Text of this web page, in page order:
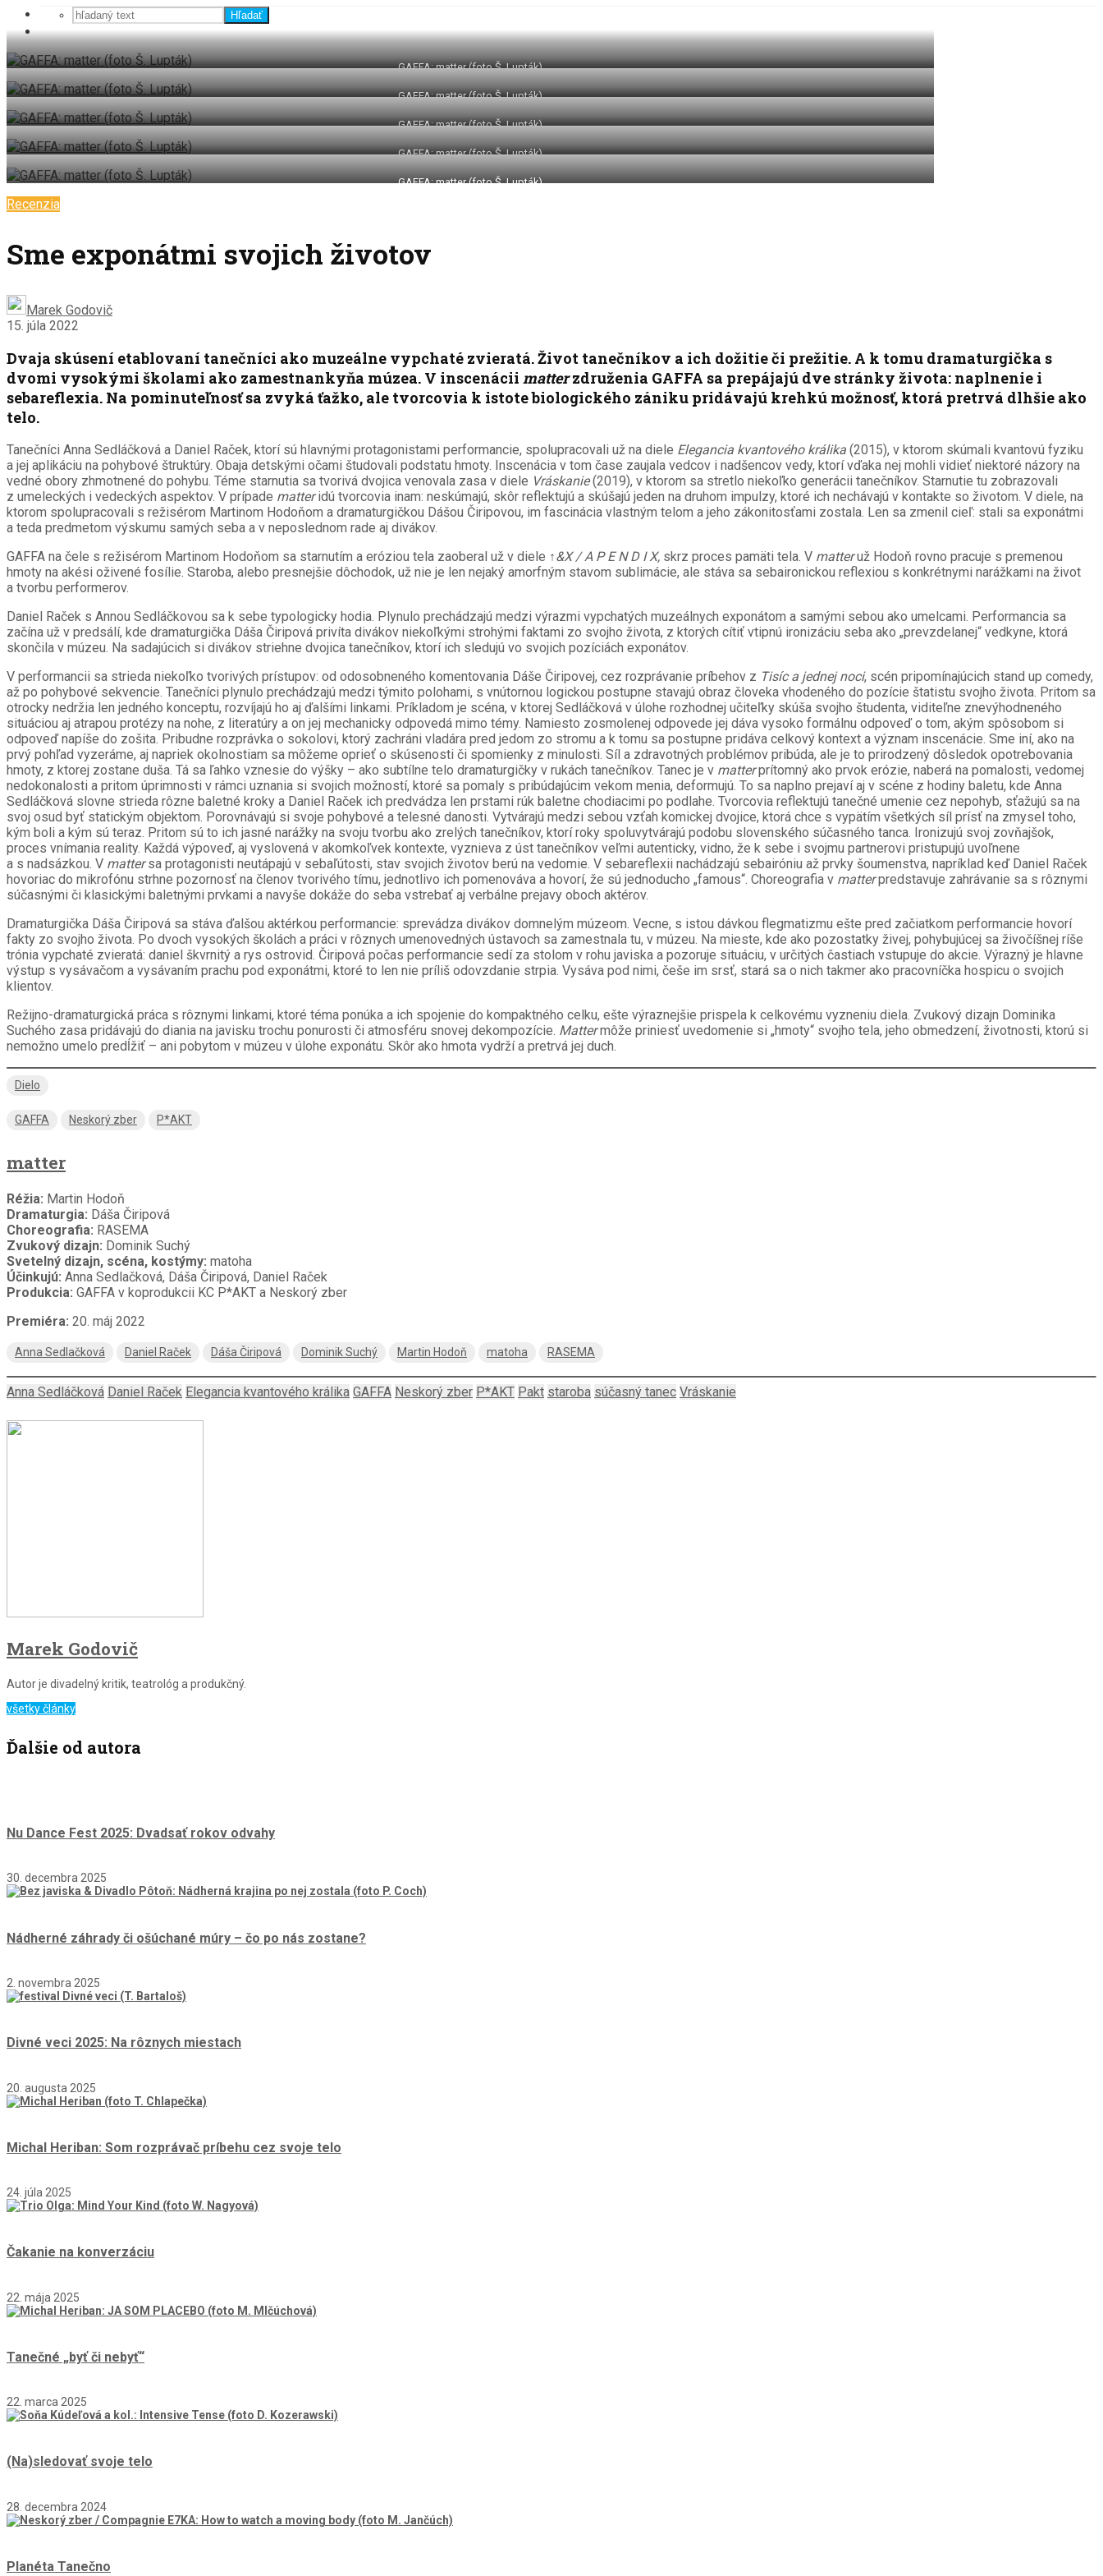
Hľadať
GAFFA: matter (foto Š. Lupták)
GAFFA: matter (foto Š. Lupták)
GAFFA: matter (foto Š. Lupták)
GAFFA: matter (foto Š. Lupták)
GAFFA: matter (foto Š. Lupták)
Recenzia
Sme exponátmi svojich životov
Marek Godovič
15. júla 2022
Dvaja skúsení etablovaní tanečníci ako muzeálne vypchaté zvieratá. Život tanečníkov a ich dožitie či prežitie. A k tomu dramaturgička s
dvomi vysokými školami ako zamestnankyňa múzea. V inscenácii matterzdruženia GAFFA sa prepájajú dve stránky života: naplnenie i
sebareflexia. Na pominuteľnosť sa zvyká ťažko, ale tvorcovia k istote biologického zániku pridávajú krehkú možnosť, ktorá pretrvá dlhšie ako
telo.
Tanečníci Anna Sedláčková a Daniel Raček, ktorí sú hlavnými protagonistami performancie, spolupracovali už na diele Elegancia kvantového králika (2015), v ktorom skúmali kvantovú fyziku
a jej aplikáciu na pohybové štruktúry. Obaja detskými očami študovali podstatu hmoty. Inscenácia v tom čase zaujala vedcov i nadšencov vedy, ktorí vďaka nej mohli vidieť niektoré názory na
vedné obory zhmotnené do pohybu. Téme starnutia sa tvorivá dvojica venovala zasa v diele Vráskanie(2019), v ktorom sa stretlo niekoľko generácii tanečníkov. Starnutie tu zobrazovali
z umeleckých i vedeckých aspektov. V prípade matteridú tvorcovia inam: neskúmajú, skôr reflektujú a skúšajú jeden na druhom impulzy, ktoré ich nechávajú v kontakte so životom. V diele, na
ktorom spolupracovali s režisérom Martinom Hodoňom a dramaturgičkou Dášou Čiripovou, im fascinácia vlastným telom a jeho zákonitosťami zostala. Len sa zmenil cieľ: stali sa exponátmi
a teda predmetom výskumu samých seba a v neposlednom rade aj divákov.
GAFFA na čele s režisérom Martinom Hodoňom sa starnutím a eróziou tela zaoberal už v diele ↑&X / A P E N D I X, skrz proces pamäti tela. V matteruž Hodoň rovno pracuje s premenou
hmoty na akési oživené fosílie. Staroba, alebo presnejšie dôchodok, už nie je len nejaký amorfným stavom sublimácie, ale stáva sa sebaironickou reflexiou s konkrétnymi narážkami na život
a tvorbu performerov.
Daniel Raček s Annou Sedláčkovou sa k sebe typologicky hodia. Plynulo prechádzajú medzi výrazmi vypchatých muzeálnych exponátom a samými sebou ako umelcami. Performancia sa
začína už v predsálí, kde dramaturgička Dáša Čiripová privíta divákov niekoľkými strohými faktami zo svojho života, z ktorých cítiť vtipnú ironizáciu seba ako „prevzdelanej“ vedkyne, ktorá
skončila v múzeu. Na sadajúcich si divákov striehne dvojica tanečníkov, ktorí ich sledujú vo svojich pozíciách exponátov.
V performancii sa strieda niekoľko tvorivých prístupov: od odosobneného komentovania Dáše Čiripovej, cez rozprávanie príbehov z Tisíc a jednej noci, scén pripomínajúcich stand up comedy,
až po pohybové sekvencie. Tanečníci plynulo prechádzajú medzi týmito polohami, s vnútornou logickou postupne stavajú obraz človeka vhodeného do pozície štatistu svojho života. Pritom sa
otrocky nedržia len jedného konceptu, rozvíjajú ho aj ďalšími linkami. Príkladom je scéna, v ktorej Sedláčková v úlohe rozhodnej učiteľky skúša svojho študenta, viditeľne znevýhodneného
situáciou aj atrapou protézy na nohe, z literatúry a on jej mechanicky odpovedá mimo témy. Namiesto zosmolenej odpovede jej dáva vysoko formálnu odpoveď o tom, akým spôsobom si
odpoveď napíše do zošita. Pribudne rozprávka o sokolovi, ktorý zachráni vladára pred jedom zo stromu a k tomu sa postupne pridáva celkový kontext a význam inscenácie. Sme iní, ako na
prvý pohľad vyzeráme, aj napriek okolnostiam sa môžeme oprieť o skúsenosti či spomienky z minulosti. Síl a zdravotných problémov pribúda, ale je to prirodzený dôsledok opotrebovania
hmoty, z ktorej zostane duša. Tá sa ľahko vznesie do výšky – ako subtílne telo dramaturgičky v rukách tanečníkov. Tanec je v matterprítomný ako prvok erózie, naberá na pomalosti, vedomej
nedokonalosti a pritom úprimnosti v rámci uznania si svojich možností, ktoré sa pomaly s pribúdajúcim vekom menia, deformujú. To sa naplno prejaví aj v scéne z hodiny baletu, kde Anna
Sedláčková slovne strieda rôzne baletné kroky a Daniel Raček ich predvádza len prstami rúk baletne chodiacimi po podlahe. Tvorcovia reflektujú tanečné umenie cez nepohyb, sťažujú sa na
svoj osud byť statickým objektom. Porovnávajú si svoje pohybové a telesné danosti. Vytvárajú medzi sebou vzťah komickej dvojice, ktorá chce s vypätím všetkých síl prísť na zmysel toho,
kým boli a kým sú teraz. Pritom sú to ich jasné narážky na svoju tvorbu ako zrelých tanečníkov, ktorí roky spoluvytvárajú podobu slovenského súčasného tanca. Ironizujú svoj zovňajšok,
proces vnímania reality. Každá výpoveď, aj vyslovená v akomkoľvek kontexte, vyznieva z úst tanečníkov veľmi autenticky, vidno, že k sebe i svojmu partnerovi pristupujú uvoľnene
a s nadsázkou. V mattersa protagonisti neutápajú v sebaľútosti, stav svojich životov berú na vedomie. V sebareflexii nachádzajú sebairóniu až prvky šoumenstva, napríklad keď Daniel Raček
hovoriac do mikrofónu strhne pozornosť na členov tvorivého tímu, jednotlivo ich pomenováva a hovorí, že sú jednoducho „famous“. Choreografia v matterpredstavuje zahrávanie sa s rôznymi
súčasnými či klasickými baletnými prvkami a navyše dokáže do seba vstrebať aj verbálne prejavy oboch aktérov.
Dramaturgička Dáša Čiripová sa stáva ďalšou aktérkou performancie: sprevádza divákov domnelým múzeom. Vecne, s istou dávkou flegmatizmu ešte pred začiatkom performancie hovorí
fakty zo svojho života. Po dvoch vysokých školách a práci v rôznych umenovedných ústavoch sa zamestnala tu, v múzeu. Na mieste, kde ako pozostatky živej, pohybujúcej sa živočíšnej ríše
trónia vypchaté zvieratá: daniel škvrnitý a rys ostrovid. Čiripová počas performancie sedí za stolom v rohu javiska a pozoruje situáciu, v určitých častiach vstupuje do akcie. Výrazný je hlavne
výstup s vysávačom a vysávaním prachu pod exponátmi, ktoré to len nie príliš odovzdanie strpia. Vysáva pod nimi, češe im srsť, stará sa o nich takmer ako pracovníčka hospicu o svojich
klientov.
Režijno-dramaturgická práca s rôznymi linkami, ktoré téma ponúka a ich spojenie do kompaktného celku, ešte výraznejšie prispela k celkovému vyzneniu diela. Zvukový dizajn Dominika
Suchého zasa pridávajú do diania na javisku trochu ponurosti či atmosféru snovej dekompozície. Mattermôže priniesť uvedomenie si „hmoty“ svojho tela, jeho obmedzení, životnosti, ktorú si
nemožno umelo predĺžiť – ani pobytom v múzeu v úlohe exponátu. Skôr ako hmota vydrží a pretrvá jej duch.
Dielo
GAFFA Neskorý zber P*AKT
matter
Réžia: Martin Hodoň
Dramaturgia: Dáša Čiripová
Choreografia: RASEMA
Zvukový dizajn: Dominik Suchý
Svetelný dizajn, scéna, kostýmy: matoha
Účinkujú: Anna Sedlačková, Dáša Čiripová, Daniel Raček
Produkcia: GAFFA v koprodukcii KC P*AKT a Neskorý zber
Premiéra: 20. máj 2022
Anna Sedlačková Daniel Raček Dáša Čiripová Dominik Suchý Martin Hodoň matoha RASEMA
Anna Sedláčková Daniel Raček Elegancia kvantového králika GAFFA Neskorý zber P*AKT Pakt staroba súčasný tanec Vráskanie
Marek Godovič
Autor je divadelný kritik, teatrológ a produkčný.
všetky články
Ďalšie od autora
Nu Dance Fest 2025: Dvadsať rokov odvahy
30. decembra 2025
Nádherné záhrady či ošúchané múry – čo po nás zostane?
2. novembra 2025
Divné veci 2025: Na rôznych miestach
20. augusta 2025
Michal Heriban: Som rozprávač príbehu cez svoje telo
24. júla 2025
Čakanie na konverzáciu
22. mája 2025
Tanečné „byť či nebyť“
22. marca 2025
(Na)sledovať svoje telo
28. decembra 2024
Planéta Tanečno